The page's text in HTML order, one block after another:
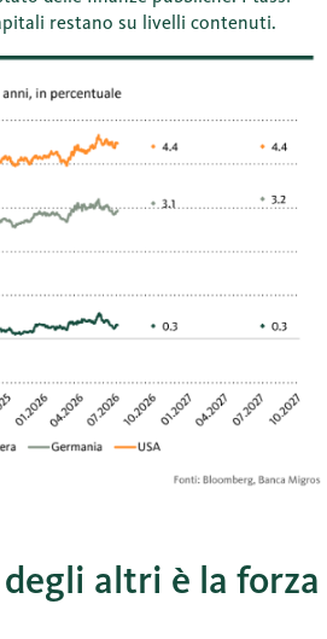
restano su livelli contenuti.
degli altri è la forza